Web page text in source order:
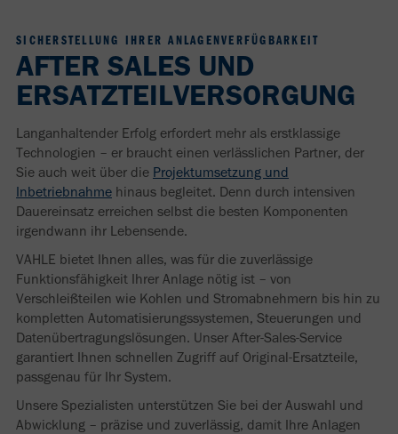
SICHERSTELLUNG IHRER ANLAGENVERFÜGBARKEIT
AFTER SALES UND
ERSATZTEILVERSORGUNG
Langanhaltender Erfolg erfordert mehr als erstklassige
Technologien – er braucht einen verlässlichen Partner, der
Sie auch weit über die Projektumsetzung und
Inbetriebnahme hinaus begleitet. Denn durch intensiven
Dauereinsatz erreichen selbst die besten Komponenten
irgendwann ihr Lebensende.
VAHLE bietet Ihnen alles, was für die zuverlässige
Funktionsfähigkeit Ihrer Anlage nötig ist – von
Verschleißteilen wie Kohlen und Stromabnehmern bis hin zu
kompletten Automatisierungssystemen, Steuerungen und
Datenübertragungslösungen. Unser After-Sales-Service
garantiert Ihnen schnellen Zugriff auf Original-Ersatzteile,
passgenau für Ihr System.
Unsere Spezialisten unterstützen Sie bei der Auswahl und
Abwicklung – präzise und zuverlässig, damit Ihre Anlagen